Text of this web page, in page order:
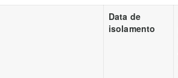
Data de
isolamento